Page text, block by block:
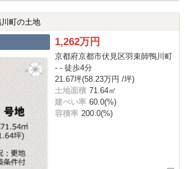
町の土地
1,262万円
京都府京都市伏見区羽束師鴨川町
- - 徒歩4分
21.67坪(58.23万円 /坪)
土地面積 71.64㎡
建ぺい率 60.0(%)
容積率 200.0(%)